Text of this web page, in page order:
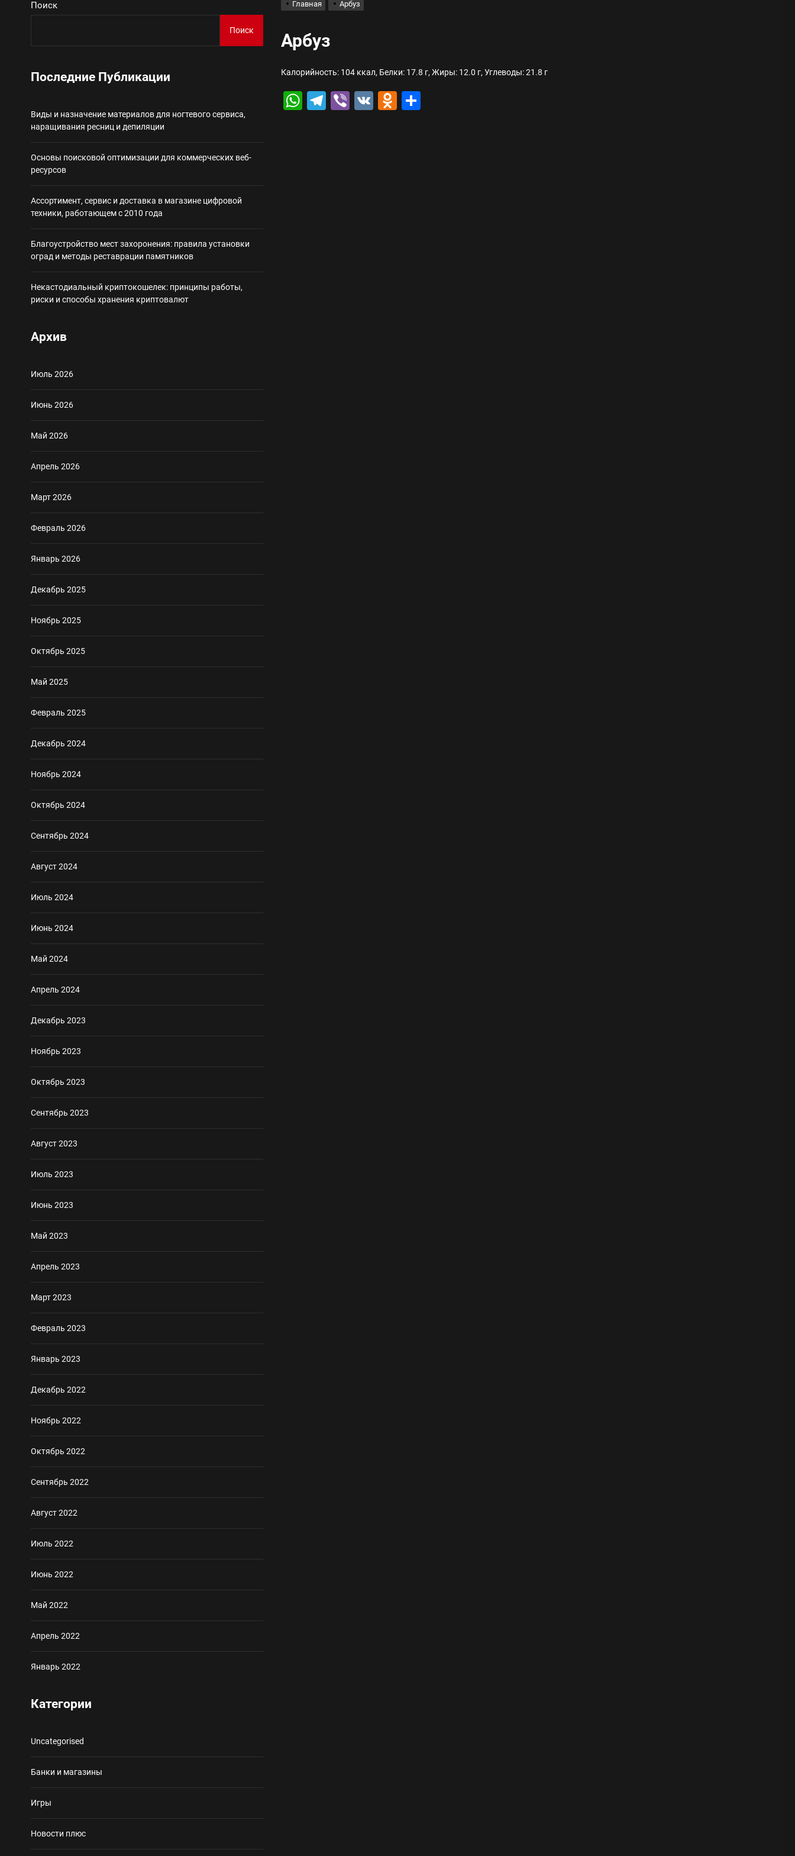
Ассортимент, сервис и доставка в магазине цифровой техники, работающем с 2010 года
Некастодиальный криптокошелек: принципы работы, риски и способы хранения криптовалют
Главная Арбуз
Арбуз
Калорийность: 104 ккал, Белки: 17.8 г, Жиры: 12.0 г, Углеводы: 21.8 г
WhatsApp
Telegram
Viber
VK Odnoklassniki
Поиск
Поиск
Последние Публикации
Виды и назначение материалов для ногтевого сервиса,
наращивания ресниц и депиляции
Основы поисковой оптимизации для коммерческих веб-
ресурсов
Ассортимент, сервис и доставка в магазине цифровой
техники, работающем с 2010 года
Благоустройство мест захоронения: правила установки
оград и методы реставрации памятников
Некастодиальный криптокошелек: принципы работы,
риски и способы хранения криптовалют
Архив
Июль 2026
Июнь 2026
Май 2026
Апрель 2026
Март 2026
Февраль 2026
Январь 2026
Декабрь 2025
Ноябрь 2025
Октябрь 2025
Май 2025
Февраль 2025
Декабрь 2024
Ноябрь 2024
Октябрь 2024
Сентябрь 2024
Август 2024
Июль 2024
Июнь 2024
Май 2024
Апрель 2024
Декабрь 2023
Ноябрь 2023
Октябрь 2023
Сентябрь 2023
Август 2023
Июль 2023
Июнь 2023
Май 2023
Апрель 2023
Март 2023
Февраль 2023
Январь 2023
Декабрь 2022
Ноябрь 2022
Октябрь 2022
Сентябрь 2022
Август 2022
Июль 2022
Июнь 2022
Май 2022
Апрель 2022
Январь 2022
Категории
Uncategorised
Банки и магазины
Игры
Новости плюс